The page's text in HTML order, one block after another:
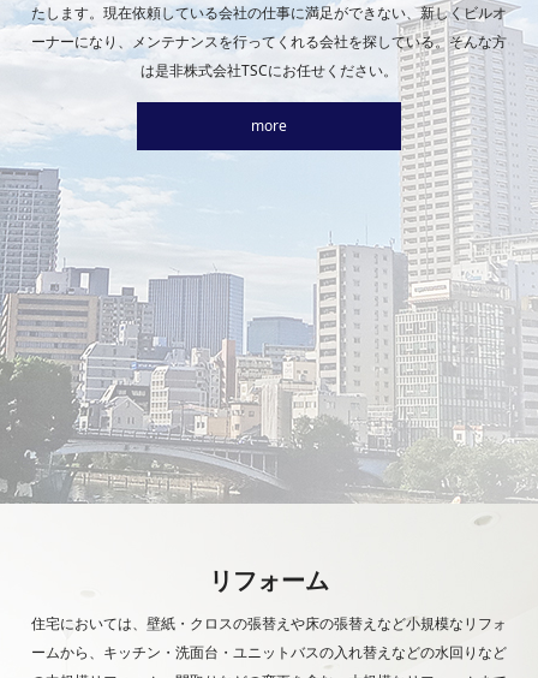
たします。現在依頼している会社の仕事に満足ができない、新しくビルオ
ーナーになり、メンテナンスを行ってくれる会社を探している。そんな方
は是非株式会社TSCにお任せください。
more
リフォーム
住宅においては、壁紙・クロスの張替えや床の張替えなど小規模なリフォ
ームから、キッチン・洗面台・ユニットバスの入れ替えなどの水回りなど